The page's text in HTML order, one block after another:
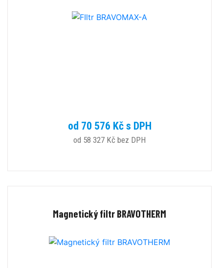
od 70 576 Kč s DPH
od 58 327 Kč bez DPH
Magnetický filtr BRAVOTHERM